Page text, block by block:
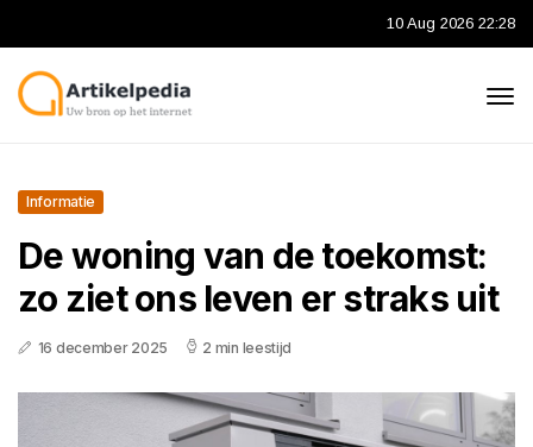
10 Aug 2026 22:28
Informatie
De woning van de toekomst:
zo ziet ons leven er straks uit
16 december 2025 2 min leestijd